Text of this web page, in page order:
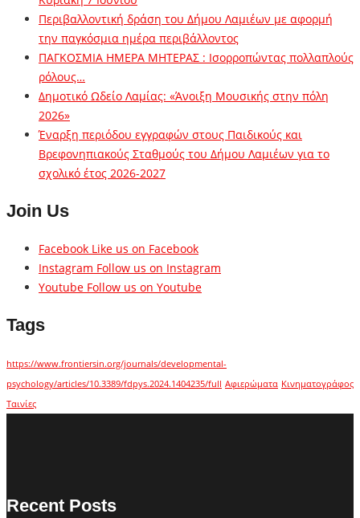
Περιβαλλοντική δράση του Δήμου Λαμιέων με αφορμή
την παγκόσμια ημέρα περιβάλλοντος
ΠΑΓΚΟΣΜΙΑ ΗΜΕΡΑ ΜΗΤΕΡΑΣ : Ισορροπώντας πολλαπλούς
ρόλους…
Δημοτικό Ωδείο Λαμίας: «Άνοιξη Μουσικής στην πόλη
2026»
Έναρξη περιόδου εγγραφών στους Παιδικούς και
Βρεφονηπιακούς Σταθμούς του Δήμου Λαμιέων για το
σχολικό έτος 2026-2027
Join Us
Facebook Like us on Facebook
Instagram Follow us on Instagram
Youtube Follow us on Youtube
Tags
https://www.frontiersin.org/journals/developmental-
psychology/articles/10.3389/fdpys.2024.1404235/full Αφιερώματα Κινηματογράφος
Ταινίες
Recent Posts